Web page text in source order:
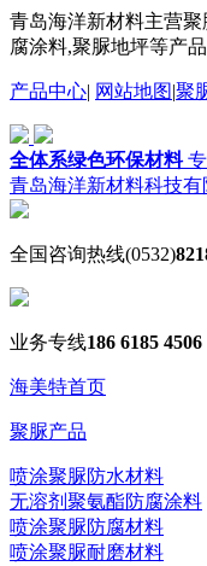
青岛海洋新材料主营
腐涂料,聚脲地坪等产
产品中心| 网站地图|聚
全体系绿色环保材料专
青岛海洋新材料科技有
全国咨询热线(0532)
业务专线186 6185 4506
海美特首页
聚脲产品
喷涂聚脲防水材料
无溶剂聚氨酯防腐涂料
喷涂聚脲防腐材料
喷涂聚脲耐磨材料